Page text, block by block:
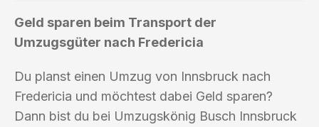
Geld sparen beim Transport der
Umzugsgüter nach Fredericia
Du planst einen Umzug von Innsbruck nach
Fredericia und möchtest dabei Geld sparen?
Dann bist du bei Umzugskönig Busch Innsbruck